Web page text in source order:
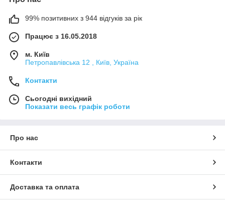
99% позитивних з 944 відгуків за рік
Працює з 16.05.2018
м. Київ
Петропавлівська 12 , Київ, Україна
Контакти
Сьогодні вихідний
Показати весь графік роботи
Про нас
Контакти
Доставка та оплата